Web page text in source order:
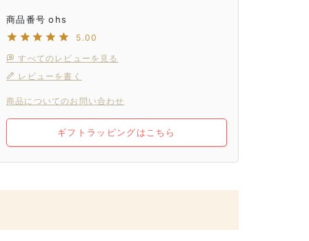
商品番号 ohs
5.00
すべてのレビューを見る
レビューを書く
商品についてのお問い合わせ
ギフトラッピングはこちら